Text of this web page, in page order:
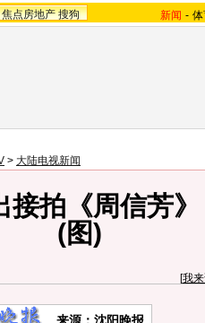
焦点房地产 搜狗 新闻 -
> 大陆电视新闻
接拍《周信芳
(图)
[我